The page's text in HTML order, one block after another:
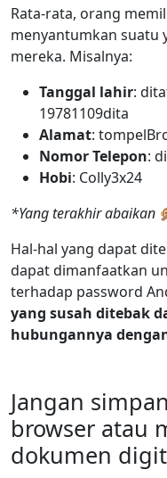
Rata-rata, orang
menyantumkan suatu
mereka. Misalnya:
Tanggal lahir:
19781109dita
Alamat:
Nomor Telepon:
Hobi: Colly3x24
*Yang terakhir abaikan
Hal-hal yang dapat
dapat dimanfaatkan
terhadap password
yang susah ditebak
hubungannya
Jangan
browser atau
dokumen